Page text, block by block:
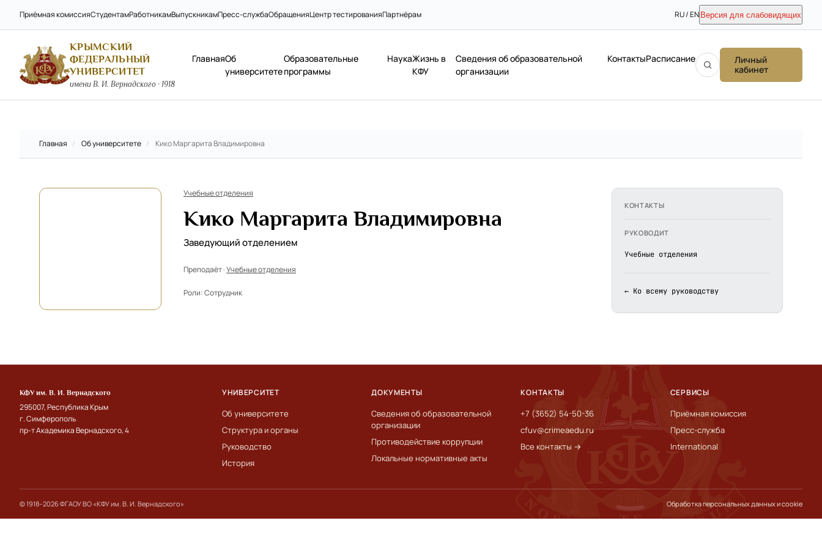
Приёмная комиссияСтудентамРаботникамВыпускникамПресс-службаОбращенияЦентр тестированияПартнёрам RU / EN Версия для слабовидящих
КРЫМСКИЙ
ФЕДЕРАЛЬНЫЙ
УНИВЕРСИТЕТ
имени В. И. Вернадского · 1918
ГлавнаяОб
университете
Образовательные
программы
НаукаЖизнь в
КФУ
Сведения об образовательной
организации
КонтактыРасписание
Личный
кабинет
Главная / Об университете / Кико Маргарита Владимировна
Учебные отделения
Кико Маргарита Владимировна
Заведующий отделением
Преподаёт ·Учебные отделения
Роли:Сотрудник
КОНТАКТЫ
РУКОВОДИТ
Учебные отделения
← Ко всему руководству
КФУ им. В. И. Вернадского
295007, Республика Крым
г. Симферополь
пр-т Академика Вернадского, 4
УНИВЕРСИТЕТ
Об университете
Структура и органы
Руководство
История
ДОКУМЕНТЫ
Сведения об образовательной
организации
Противодействие коррупции
Локальные нормативные акты
КОНТАКТЫ
+7 (3652) 54-50-36
cfuv@crimeaedu.ru
Все контакты →
СЕРВИСЫ
Приёмная комиссия
Пресс-служба
International
© 1918–2026 ФГАОУ ВО «КФУ им. В. И. Вернадского» Обработка персональных данных и cookie